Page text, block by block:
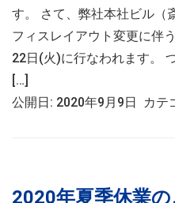
す。 さて、弊社本社ビル（
フィスレイアウト変更に伴
22日(火)に行なわれます。
[…]
公開日: 2020年9月9日 カテ
2020年夏季休業